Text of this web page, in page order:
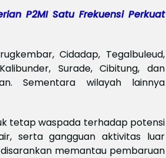
P2MI Satu Frekuensi Perkuat
Cidadap, Tegalbuleud,
Surade, Cibitung, dan
Sementara wilayah lainnya
tetap waspada terhadap potensi
serta gangguan aktivitas luar
memantau pembaruan